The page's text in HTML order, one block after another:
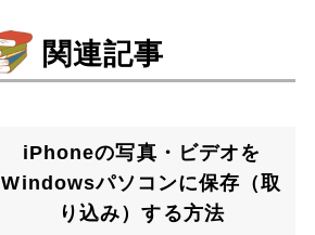
関連記事
iPhoneの写真・ビデオを
Windowsパソコンに保存（取
り込み）する方法